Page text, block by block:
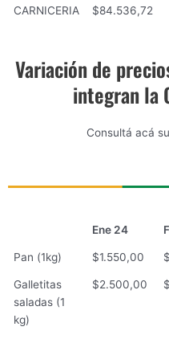
CARNICERIA $84.536,72
Variación de
integran la
Consultá acá
Ene 24
Ene 24
Pan (1kg) $1.550,00
Galletitas
saladas (1
kg)
$2.500,00